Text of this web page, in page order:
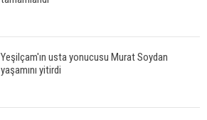
Yeşilçam'ın usta yonucusu Murat Soydan
yaşamını yitirdi